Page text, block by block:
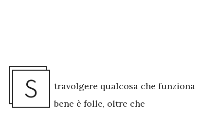
S
travolgere qualcosa che funziona
bene è folle, oltre che